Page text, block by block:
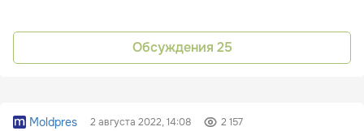
Обсуждения 25
Moldpres 2 августа 2022, 14:08 2 157